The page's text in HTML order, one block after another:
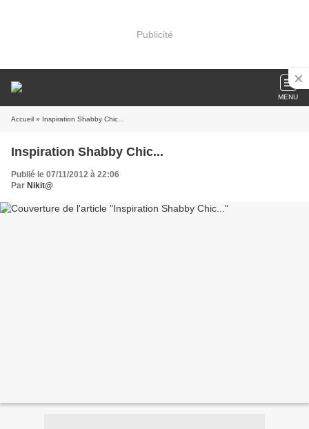
Publicité
MENU
Accueil » Inspiration Shabby Chic...
Inspiration Shabby Chic...
Publié le 07/11/2012 à 22:06
Par Nikit@